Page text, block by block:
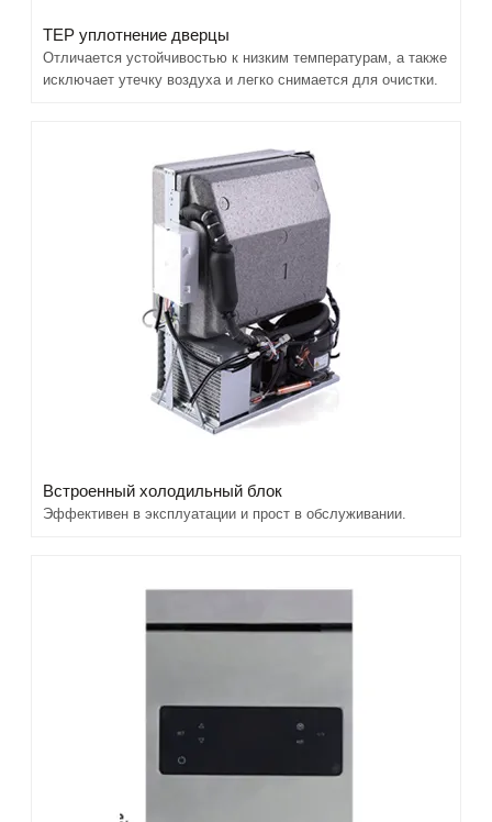
TEP уплотнение дверцы
Отличается устойчивостью к низким температурам, а также
исключает утечку воздуха и легко снимается для очистки.
Встроенный холодильный блок
Эффективен в эксплуатации и прост в обслуживании.